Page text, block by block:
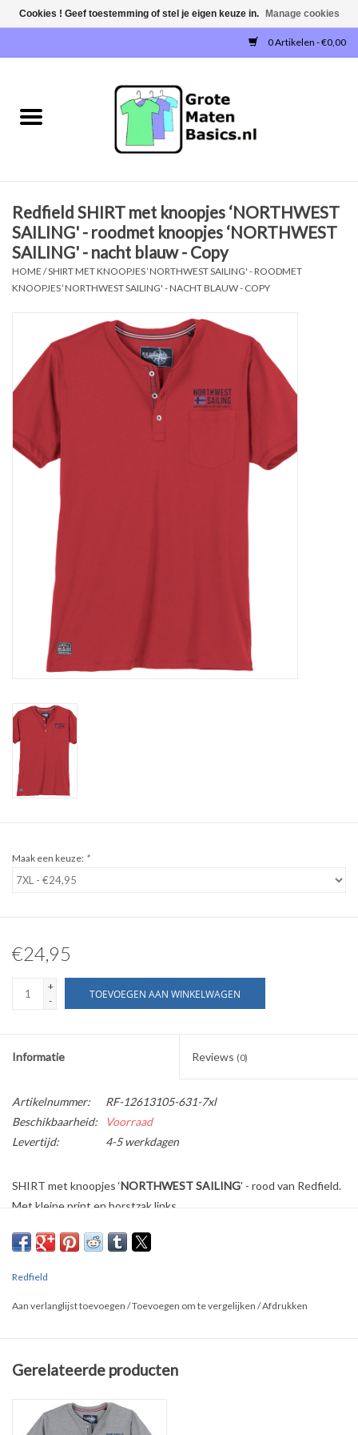
0 Artikelen - €0,00
NIEUW!
SWEATERS / SWEATVESTEN
POLOSHIRTS
SINGLETS
OVERHEMDEN
ONDERGOED
BODYWARMERS
FLEECES
TRUIEN / VESTEN
JACKS / JASSEN
WERKKLEDING
DAMES
Merken
Redfield SHIRT met knoopjes ‘NORTHWEST
SAILING' - roodmet knoopjes ‘NORTHWEST
SAILING' - nacht blauw - Copy
HOME /SHIRT MET KNOOPJES ‘NORTHWEST SAILING' - ROODMET
KNOOPJES ‘NORTHWEST SAILING' - NACHT BLAUW - COPY
Maak een keuze: *
€24,95
+
-
TOEVOEGEN AAN WINKELWAGEN
Informatie Reviews (0)
Artikelnummer:
RF-12613105-631-7xl
Beschikbaarheid:
Voorraad
Levertijd:
4-5 werkdagen
SHIRT met knoopjes ‘NORTHWEST SAILING' - rood van Redfield.
Met kleine print en borstzak links.
Verkrijgbaar in de maten 3XL t/m 8XL
• 3XL - Borstomvang: 138 cm, Ruglengte: 84 cm
• 4XL - Borstomvang: 146 cm, Ruglengte: 86 cm
• 5XL - Borstomvang: 154 cm, Ruglengte: 88 cm
Redfield
Aan verlanglijst toevoegen /Toevoegen om te vergelijken /Afdrukken
Gerelateerde producten
Cookies ! Geef toestemming of stel je eigen keuze in. Manage cookies